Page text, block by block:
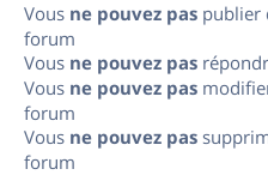
Vous ne pouvez pas publier
forum
Vous ne pouvez pas
Vous ne pouvez pas
forum
Vous ne pouvez pas
forum